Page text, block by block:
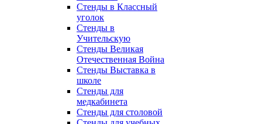
Стенды в Классный
уголок
Стенды в
Учительскую
Стенды Великая
Отечественная Война
Стенды Выставка в
школе
Стенды для
медкабинета
Стенды для столовой